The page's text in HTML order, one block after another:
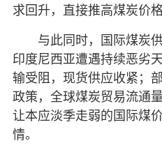
求回升，直接推高煤炭价格
与此同时，国际煤炭
印度尼西亚遭遇持续恶劣
输受阻，现货供应收紧；
政策，全球煤炭贸易流通
让本应淡季走弱的国际煤
情。